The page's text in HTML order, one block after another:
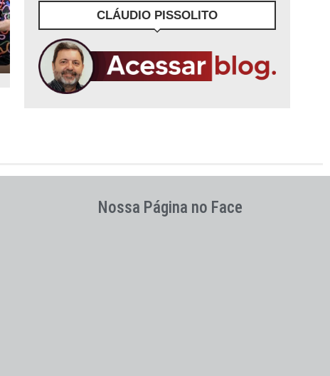
CLÁUDIO PISSOLITO
Nossa Página no Face